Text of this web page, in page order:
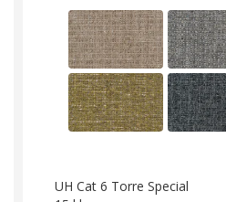
UH Cat 6 Torre Special